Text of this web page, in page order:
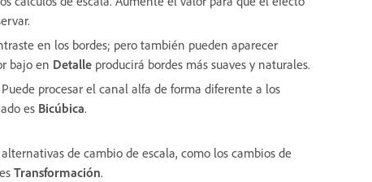
en los bordes; pero también pueden aparecer
bajo en Detalle producirá bordes más suaves y naturales.
procesar el canal alfa de forma diferente a los
es Bicúbica.
de cambio de escala, como los cambios de
Transformación.